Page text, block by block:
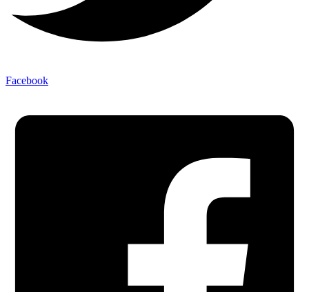
Facebook